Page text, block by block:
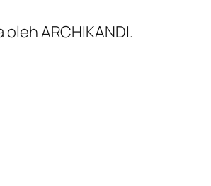
ARCHIKANDI.